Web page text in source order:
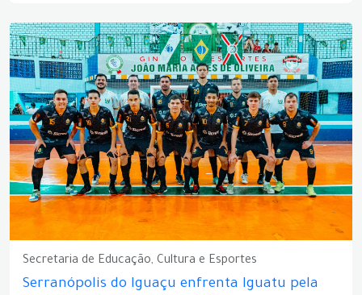
Secretaria de Educação, Cultura e Esportes
Serranópolis do Iguaçu enfrenta Iguatu pela